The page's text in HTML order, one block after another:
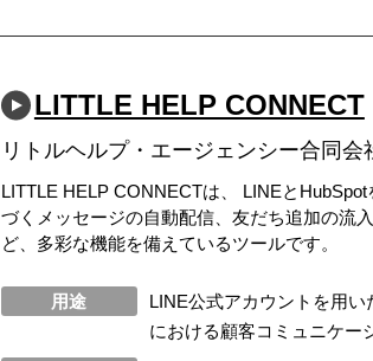
LITTLE HELP CONNECT
リトルヘルプ・エージェンシー合同会
LITTLE HELP CONNECTは、 LINEと
づくメッセージの自動配信、友だち追加の流
ど、多彩な機能を備えているツールです。
用途
LINE公式アカウントを用
における顧客コミュニケー